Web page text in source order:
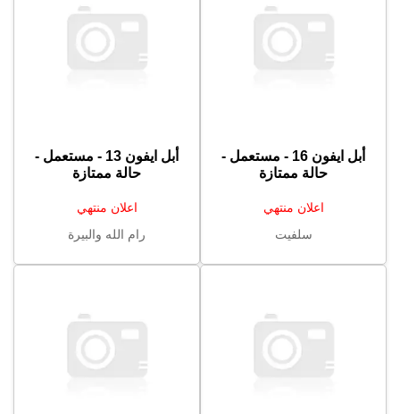
أبل ايفون 16 - مستعمل -
حالة ممتازة
اعلان منتهي
سلفيت
أبل ايفون 13 - مستعمل -
حالة ممتازة
اعلان منتهي
رام الله والبيرة